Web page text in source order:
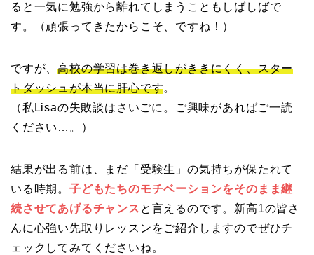
ると一気に勉強から離れてしまうこともしばしばで
す。（頑張ってきたからこそ、ですね！）
ですが、高校の学習は巻き返しがききにくく、スター
トダッシュが本当に肝心です。
（私Lisaの失敗談はさいごに。
ご興味があればご一読
ください…。）
結果が出る前は、まだ「受験生」の気持ちが保たれて
いる時期。 子どもたちのモチベーションをそのまま継
続させてあげるチャンス と言えるのです。新高1の皆さ
んに心強い先取りレッスンをご紹介しますのでぜひチ
ェックしてみてくださいね。